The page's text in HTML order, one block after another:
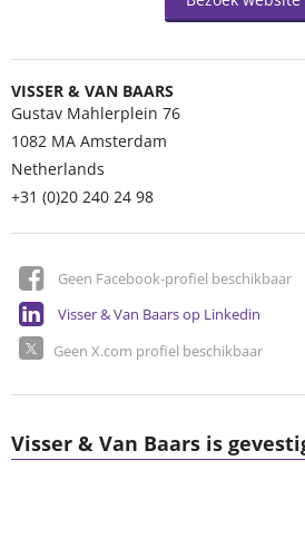
VISSER & VAN BAARS
Gustav Mahlerplein 76
1082 MA Amsterdam
Netherlands
+31 (0)20 240 24 98
Geen Facebook-profiel beschikbaar
Visser & Van Baars op Linkedin
Geen X.com profiel beschikbaar
Visser & Van Baars is